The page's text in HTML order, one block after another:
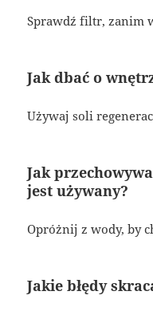
Sprawdź filtr, zanim
Jak dbać o
Używaj soli
Jak
jest używany?
Opróżnij z wody, by
Jakie błędy